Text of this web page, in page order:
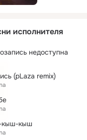
исполнителя
недоступна
(pLaza remix)
кыш